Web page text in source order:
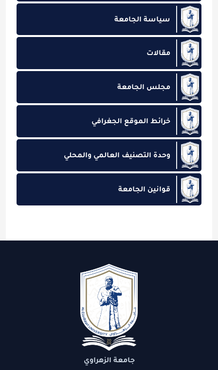
سياسة الجامعة
مقالات
مجلس الجامعة
خرائط الموقع الجغرافي
وحدة التصنيف العالمي والمحلي
قوانين الجامعة
جامعة الزهراوي